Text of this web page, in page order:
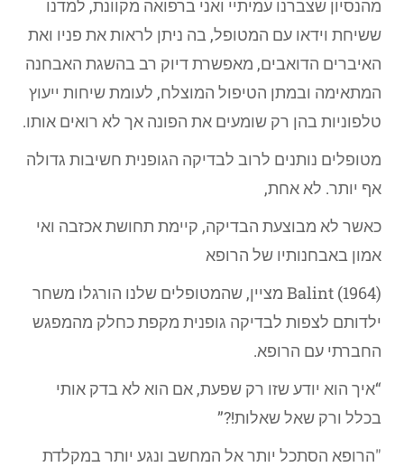
מהנסיון שצברנו עמיתיי ואני ברפואה מקוונת, למדנו
ששיחת וידאו עם המטופל, בה ניתן לראות את פניו ואת
האיברים הדואבים, מאפשרת דיוק רב בהשגת האבחנה
המתאימה ובמתן הטיפול המוצלח, לעומת שיחות ייעוץ
טלפוניות בהן רק שומעים את הפונה אך לא רואים אותו.
מטופלים נותנים לרוב לבדיקה הגופנית חשיבות גדולה
אף יותר. לא אחת,
כאשר לא מבוצעת הבדיקה, קיימת תחושת אכזבה ואי
אמון באבחנותיו של הרופא
Balint (1964) מציין, שהמטופלים שלנו הורגלו משחר
ילדותם לצפות לבדיקה גופנית מקפת כחלק מהמפגש
החברתי עם הרופא.
“איך הוא יודע שזו רק שפעת, אם הוא לא בדק אותי
בכלל ורק שאל שאלות!?”
"הרופא הסתכל יותר אל המחשב ונגע יותר במקלדת